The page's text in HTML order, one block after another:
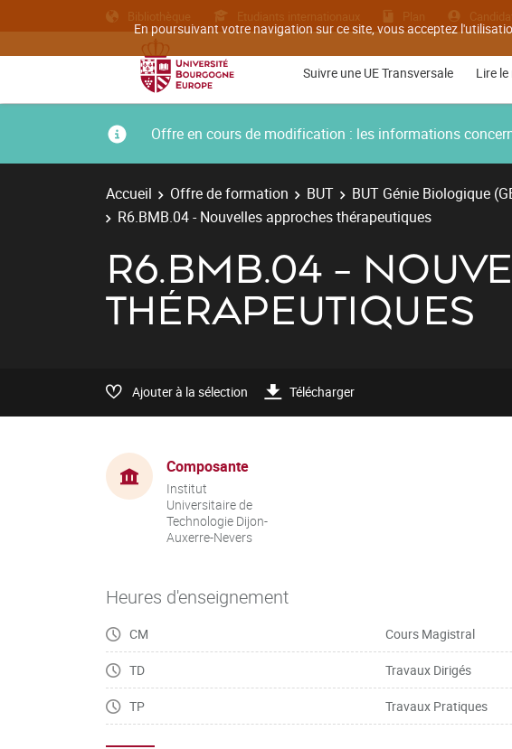
En poursuivant votre navigation sur ce site, vous acceptez
Bibliothèque Etudiants internationaux Plan
Suivre une UE Transversale Lire
Offre en cours de modification : les informations
Accueil Offre de formation BUT BUT Génie Biologique
R6.BMB.04 - Nouvelles approches thérapeutiques
R6.BMB.04 -
THÉRAPEUTIQUES
Ajouter à la sélection Télécharger
Composante
Institut
Universitaire de
Technologie Dijon-
Auxerre-Nevers
Heures d'enseignement
CM Cours Magistral
TD Travaux Dirigés
TP Travaux Pratiques